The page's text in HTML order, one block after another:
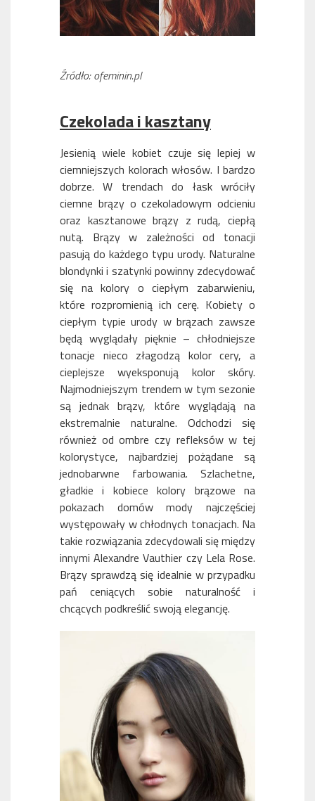
Źródło: ofeminin.pl
Czekolada i kasztany
Jesienią wiele kobiet czuje się lepiej w
ciemniejszych kolorach włosów. I bardzo
dobrze. W trendach do łask wróciły
ciemne brązy o czekoladowym odcieniu
oraz kasztanowe brązy z rudą, ciepłą
nutą. Brązy w zależności od tonacji
pasują do każdego typu urody. Naturalne
blondynki i szatynki powinny zdecydować
się na kolory o ciepłym zabarwieniu,
które rozpromienią ich cerę. Kobiety o
ciepłym typie urody w brązach zawsze
będą wyglądały pięknie – chłodniejsze
tonacje nieco złagodzą kolor cery, a
cieplejsze wyeksponują kolor skóry.
Najmodniejszym trendem w tym sezonie
są jednak brązy, które wyglądają na
ekstremalnie naturalne. Odchodzi się
również od ombre czy refleksów w tej
kolorystyce, najbardziej pożądane są
jednobarwne farbowania. Szlachetne,
gładkie i kobiece kolory brązowe na
pokazach domów mody najczęściej
występowały w chłodnych tonacjach. Na
takie rozwiązania zdecydowali się między
innymi Alexandre Vauthier czy Lela Rose.
Brązy sprawdzą się idealnie w przypadku
pań ceniących sobie naturalność i
chcących podkreślić swoją elegancję.